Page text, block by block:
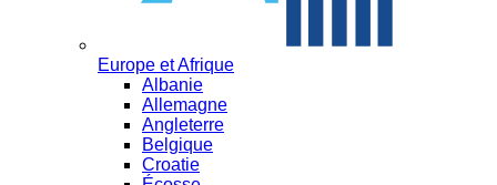
Europe et Afrique
Albanie
Allemagne
Angleterre
Belgique
Croatie